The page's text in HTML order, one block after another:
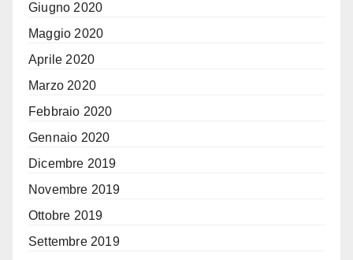
Giugno 2020
Maggio 2020
Aprile 2020
Marzo 2020
Febbraio 2020
Gennaio 2020
Dicembre 2019
Novembre 2019
Ottobre 2019
Settembre 2019